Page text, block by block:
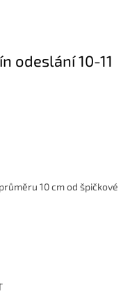
odeslání 10-11
10 cm od špičkové